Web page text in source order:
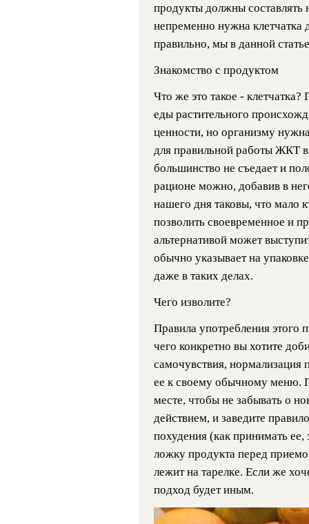
продукты должны
непременно нужна клетчатка
правильно, мы в данной
Знакомство с продуктом
Что же это такое - клетчатка?
еды растительного
ценности, но организму
для правильной работы ЖКТ в
большинство не съедает и
рационе можно, добавив в
нашего дня таковы, что мало
позволить своевременное и
альтернативой может
обычно указывает на
даже в таких делах.
Чего изволите?
Правила употребления этого
чего конкретно вы хотите
самочувствия, нормализация
ее к своему обычному меню.
месте, чтобы не забывать о
действием, и заведите
похудения (как принимать
ложку продукта перед
лежит на тарелке. Если же
подход будет иным.